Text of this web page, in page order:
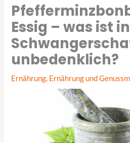
Essig – was ist
unbedenklich?
Ernährung, Ernährung und